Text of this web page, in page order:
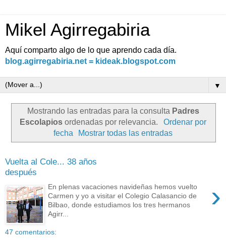
Mikel Agirregabiria
Aquí comparto algo de lo que aprendo cada día.
blog.agirregabiria.net = kideak.blogspot.com
▼
Mostrando las entradas para la consulta Padres
Escolapios ordenadas por relevancia.
Ordenar por
fecha
Mostrar todas las entradas
Vuelta al Cole... 38 años
después
›
En plenas vacaciones navideñas hemos vuelto
Carmen y yo a visitar el Colegio Calasancio de
Bilbao, donde estudiamos los tres hermanos
Agirr...
47 comentarios: